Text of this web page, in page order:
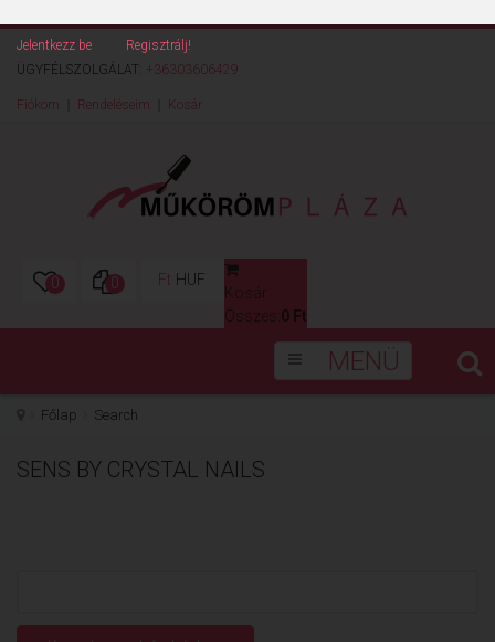
Jelentkezz be
Regisztrálj!
ÜGYFÉLSZOLGÁLAT: +36303606429
Fiókom Rendeléseim Kosár
0 0 Ft HUF
Kosár
Összes: 0 Ft
MENÜ
Főlap Search
SENS BY CRYSTAL NAILS